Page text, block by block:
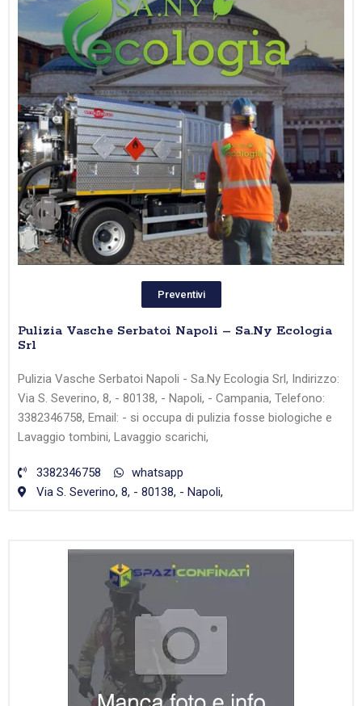
Preventivi
Pulizia Vasche Serbatoi Napoli – Sa.Ny Ecologia
Srl
Pulizia Vasche Serbatoi Napoli - Sa.Ny Ecologia Srl, Indirizzo:
Via S. Severino, 8, - 80138, - Napoli, - Campania, Telefono:
3382346758, Email: - si occupa di pulizia fosse biologiche e
Lavaggio tombini, Lavaggio scarichi,
3382346758
whatsapp
Via S. Severino, 8, - 80138, - Napoli,